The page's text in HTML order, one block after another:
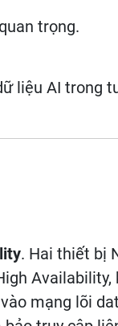
trọng.
liệu AI trong
. Hai thiết bị
Availability,
mạng lõi